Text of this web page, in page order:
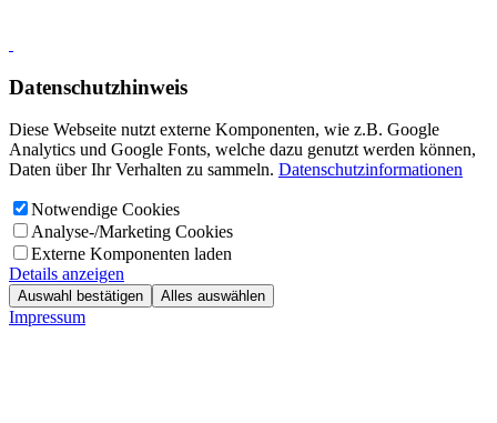
Datenschutzhinweis
Diese Webseite nutzt externe Komponenten, wie z.B. Google
Analytics und Google Fonts, welche dazu genutzt werden können,
Daten über Ihr Verhalten zu sammeln. Datenschutzinformationen
Notwendige Cookies
Analyse-/Marketing Cookies
Externe Komponenten laden
Details anzeigen
Auswahl bestätigen Alles auswählen
Impressum